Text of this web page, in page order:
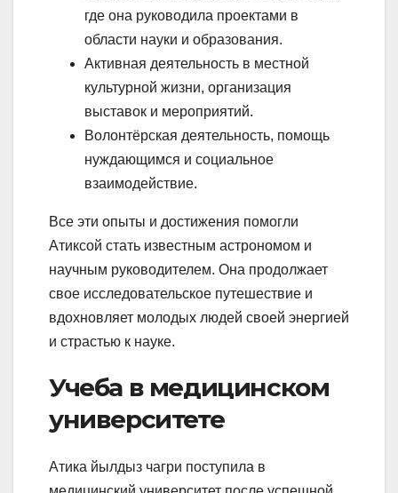
где она руководила проектами в
области науки и образования.
Активная деятельность в местной
культурной жизни, организация
выставок и мероприятий.
Волонтёрская деятельность, помощь
нуждающимся и социальное
взаимодействие.
Все эти опыты и достижения помогли
Атиксой стать известным астрономом и
научным руководителем. Она продолжает
свое исследовательское путешествие и
вдохновляет молодых людей своей энергией
и страстью к науке.
Учеба в медицинском
университете
Атика йылдыз чагри поступила в